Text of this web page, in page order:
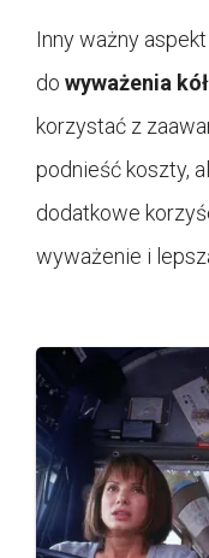
Inny ważny
do wyważenia kół
korzystać z
podnieść koszty,
dodatkowe
wyważenie i